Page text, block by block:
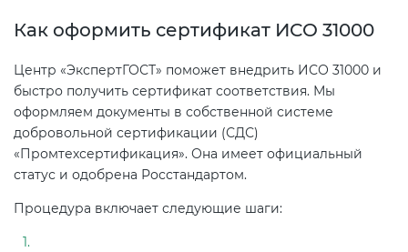
Как оформить сертификат ИСО 31000
Центр «ЭкспертГОСТ» поможет внедрить ИСО 31000 и
быстро получить сертификат соответствия. Мы
оформляем документы в собственной системе
добровольной сертификации (СДС)
«Промтехсертификация». Она имеет официальный
статус и одобрена Росстандартом.
Процедура включает следующие шаги: